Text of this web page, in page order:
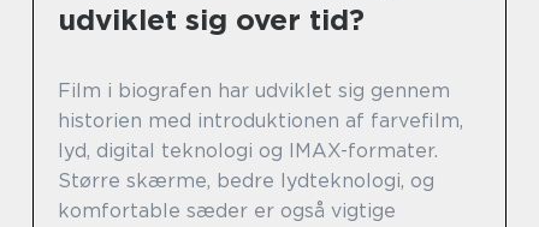
udviklet sig over tid?
Film i biografen har udviklet sig gennem
historien med introduktionen af farvefilm,
lyd, digital teknologi og IMAX-formater.
Større skærme, bedre lydteknologi, og
komfortable sæder er også vigtige